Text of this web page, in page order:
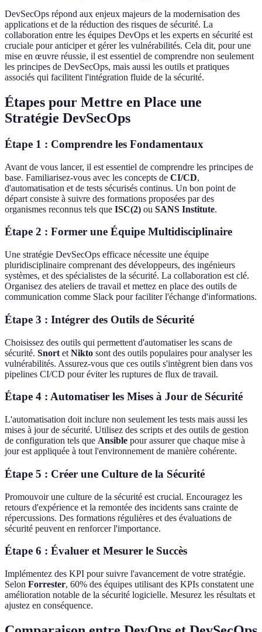
DevSecOps répond aux enjeux majeurs de la modernisation des
applications et de la réduction des risques de sécurité. La
collaboration entre les équipes DevOps et les experts en sécurité est
cruciale pour anticiper et gérer les vulnérabilités. Cela dit, pour une
mise en œuvre réussie, il est essentiel de comprendre non seulement
les principes de DevSecOps, mais aussi les outils et pratiques
associés qui facilitent l'intégration fluide de la sécurité.
Étapes pour Mettre en Place une
Stratégie DevSecOps
Étape 1 : Comprendre les Fondamentaux
Avant de vous lancer, il est essentiel de comprendre les principes de
base. Familiarisez-vous avec les concepts de CI/CD,
d'automatisation et de tests sécurisés continus. Un bon point de
départ consiste à suivre des formations proposées par des
organismes reconnus tels que ISC(2) ou SANS Institute.
Étape 2 : Former une Équipe Multidisciplinaire
Une stratégie DevSecOps efficace nécessite une équipe
pluridisciplinaire comprenant des développeurs, des ingénieurs
systèmes, et des spécialistes de la sécurité. La collaboration est clé.
Organisez des ateliers de travail et mettez en place des outils de
communication comme Slack pour faciliter l'échange d'informations.
Étape 3 : Intégrer des Outils de Sécurité
Choisissez des outils qui permettent d'automatiser les scans de
sécurité. Snort et Nikto sont des outils populaires pour analyser les
vulnérabilités. Assurez-vous que ces outils s'intègrent bien dans vos
pipelines CI/CD pour éviter les ruptures de flux de travail.
Étape 4 : Automatiser les Mises à Jour de Sécurité
L'automatisation doit inclure non seulement les tests mais aussi les
mises à jour de sécurité. Utilisez des scripts et des outils de gestion
de configuration tels que Ansible pour assurer que chaque mise à
jour est appliquée à tout l'environnement de manière cohérente.
Étape 5 : Créer une Culture de la Sécurité
Promouvoir une culture de la sécurité est crucial. Encouragez les
retours d'expérience et la remontée des incidents sans crainte de
répercussions. Des formations régulières et des évaluations de
sécurité peuvent en renforcer l'importance.
Étape 6 : Évaluer et Mesurer le Succès
Implémentez des KPI pour suivre l'avancement de votre stratégie.
Selon Forrester, 60% des équipes utilisant des KPIs constatent une
amélioration notable de la sécurité logicielle. Mesurez les résultats et
ajustez en conséquence.